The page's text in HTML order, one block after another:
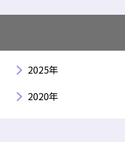
2025年
2020年